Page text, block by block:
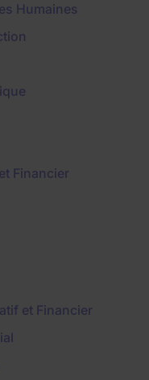
Humaines
Financier
et Financier